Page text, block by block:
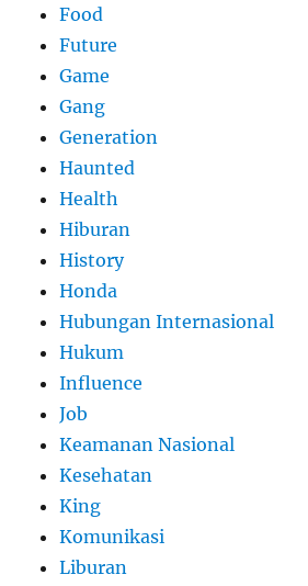
Food
Future
Game
Gang
Generation
Haunted
Health
Hiburan
History
Honda
Hubungan Internasional
Hukum
Influence
Job
Keamanan Nasional
Kesehatan
King
Komunikasi
Liburan